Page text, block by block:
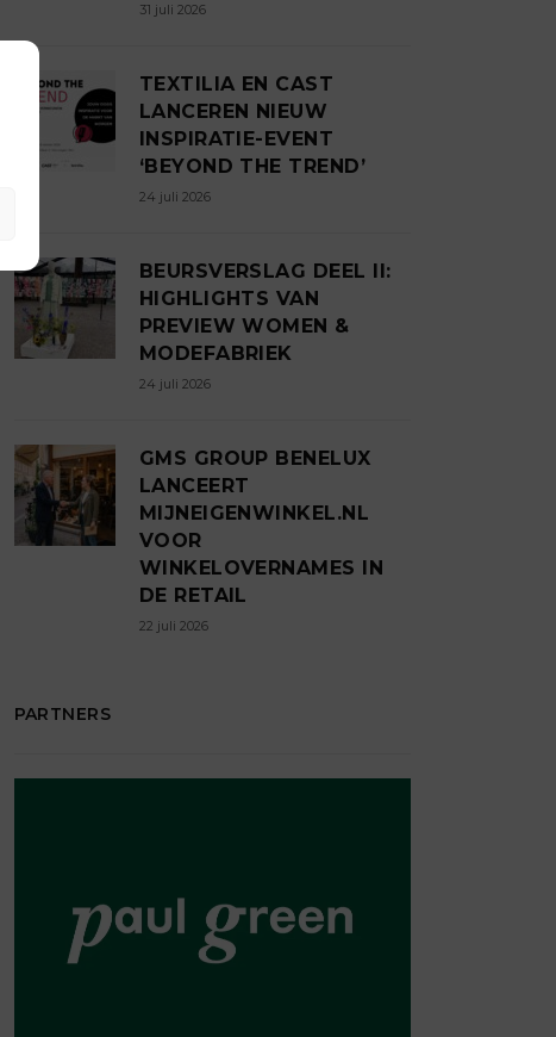
31 juli 2026
TEXTILIA EN CAST
LANCEREN NIEUW
INSPIRATIE-EVENT
‘BEYOND THE TREND’
24 juli 2026
BEURSVERSLAG DEEL II:
HIGHLIGHTS VAN
PREVIEW WOMEN &
MODEFABRIEK
24 juli 2026
GMS GROUP BENELUX
LANCEERT
MIJNEIGENWINKEL.NL
VOOR
WINKELOVERNAMES IN
DE RETAIL
22 juli 2026
PARTNERS